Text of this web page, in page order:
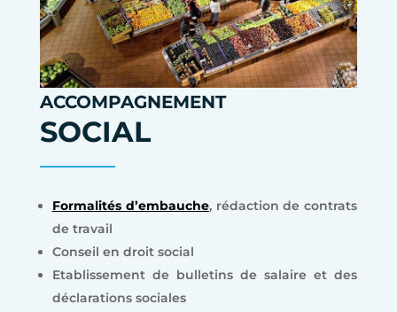
ACCOMPAGNEMENT
SOCIAL
Formalités d’embauche, rédaction de contrats
de travail
Conseil en droit social
Etablissement de bulletins de salaire et des
déclarations sociales